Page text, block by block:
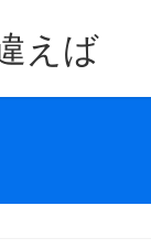
えば